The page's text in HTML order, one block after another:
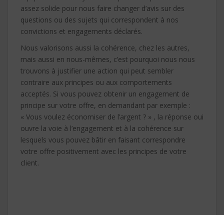
assez solide pour nous faire changer d’avis sur des
questions ou des sujets qui correspondent à nos
convictions et engagements déclarés.
Nous valorisons aussi la cohérence, chez les autres,
mais aussi en nous-mêmes, c’est pourquoi nous nous
trouvons à justifier une action qui peut sembler
contraire aux principes ou aux comportements
acceptés. Si vous pouvez obtenir un engagement de
principe sur votre offre, en demandant par exemple :
« Vous voulez économiser de l’argent ? » , la réponse oui
ouvre la voie à l’engagement et à la cohérence sur
lesquels vous pouvez bâtir en faisant correspondre
votre offre positivement avec les principes de votre
client.